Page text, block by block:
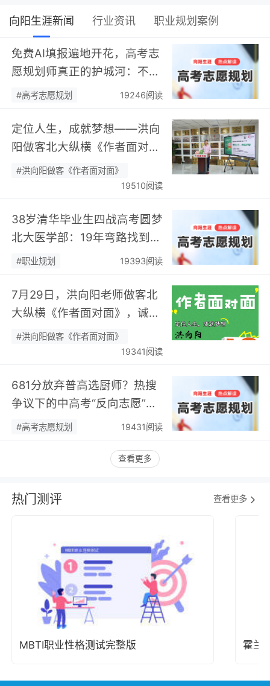
向阳生涯新闻 行业资讯 职业规划案例
免费AI填报遍地开花，高考志
愿规划师真正的护城河：不靠
数据，靠“人”…
#高考志愿规划 19246阅读
定位人生，成就梦想——洪向
阳做客北大纵横《作者面对
面》开展职业规划专题分享…
#洪向阳做客《作者面对面》
19510阅读
38岁清华毕业生四战高考圆梦
北大医学部：19年弯路找到终
身热爱，可幸又可惜！…
#职业规划 19393阅读
7月29日，洪向阳老师做客北
大纵横《作者面对面》，诚邀
您现场相聚！…
#洪向阳做客《作者面对面》
19341阅读
681分放弃普高选厨师？热搜
争议下的中高考“反向志愿”
潮，藏着职业规划新逻辑…
#高考志愿规划 19431阅读
查看更多
热门测评 查看更多
MBTI职业性格测试完整版 霍兰